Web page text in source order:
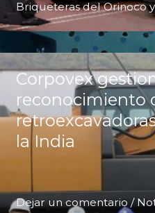
Briqueteras del Orinoco
Corpovex
reconocimiento
la India
Dejar un comentario /